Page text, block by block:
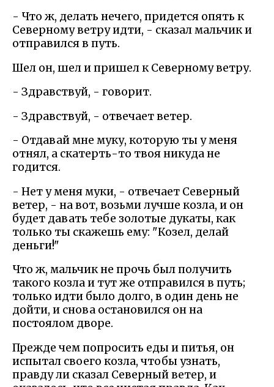
- Что ж, делать нечего, придется опять к
Северному ветру идти, - сказал мальчик и
отправился в путь.
Шел он, шел и пришел к Северному ветру.
- Здравствуй, - говорит.
- Здравствуй, - отвечает ветер.
- Отдавай мне муку, которую ты у меня
отнял, а скатерть-то твоя никуда не
годится.
- Нет у меня муки, - отвечает Северный
ветер, - на вот, возьми лучше козла, и он
будет давать тебе золотые дукаты, как
только ты скажешь ему: "Козел, делай
деньги!"
Что ж, мальчик не прочь был получить
такого козла и тут же отправился в путь;
только идти было долго, в один день не
дойти, и снова остановился он на
постоялом дворе.
Прежде чем попросить еды и питья, он
испытал своего козла, чтобы узнать,
правду ли сказал Северный ветер, и